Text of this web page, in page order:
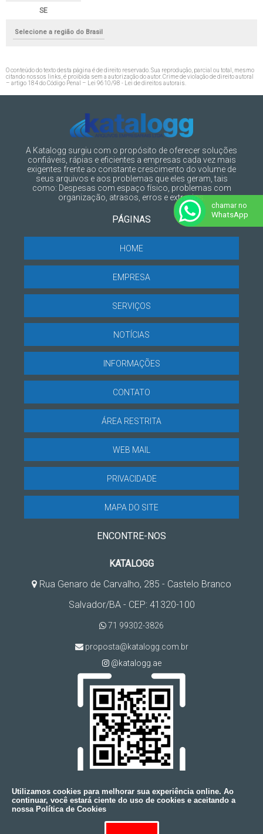
SE
Selecione a região do Brasil
O conteúdo do texto desta página é de direito reservado. Sua reprodução, parcial ou total, mesmo
citando nossos links, é proibida sem a autorização do autor. Crime de violação de direito autoral
– artigo 184 do Código Penal –
Lei 9610/98 - Lei de direitos autorais
A Katalogg surgiu com o propósito de oferecer soluções
confiáveis, rápias e eficientes a empresas cada vez mais
exigentes frente ao constante crescimento do volume de
seus arquivos e aos problemas que eles geram, tais
como: Despesas com espaço físico, problemas com
organização, atrasos, erros e extravios.
PÁGINAS
HOME
EMPRESA
SERVIÇOS
NOTÍCIAS
INFORMAÇÕES
CONTATO
ÁREA RESTRITA
WEB MAIL
PRIVACIDADE
MAPA DO SITE
ENCONTRE-NOS
KATALOGG
Rua Genaro de Carvalho, 285 - Castelo Branco
Salvador/BA - CEP: 41320-100
71 99302-3826
proposta@katalogg.com.br
@katalogg.ae
chamar no
WhatsApp
Utilizamos cookies para melhorar sua experiência online. Ao
continuar, você estará ciente do uso de cookies e aceitando a
nossa Política de Cookies